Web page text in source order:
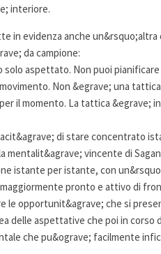
interiore.
in evidenza anche
da campione:
aspettato. Non puoi
Non &egrave; una
il momento. La tattica &egrave;
di stare concentrato
vincente di
istante per istante, con
pronto e attivo di
le opportunit&agrave; che si
delle aspettative che poi in corso
che pu&ograve; facilmente